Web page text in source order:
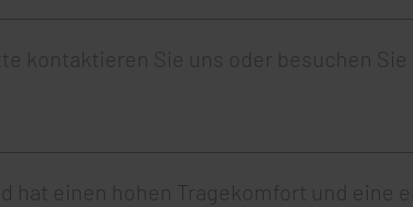
kontaktieren Sie uns oder besuchen
hat einen hohen Tragekomfort und eine